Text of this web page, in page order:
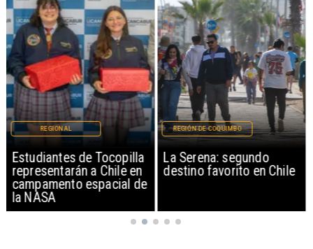
Estudiantes de Tocopilla
representarán a Chile en
campamento espacial de
la NASA
REGIONAL
La Serena: segundo
destino favorito en Chile
REGIÓN DE COQUIMBO